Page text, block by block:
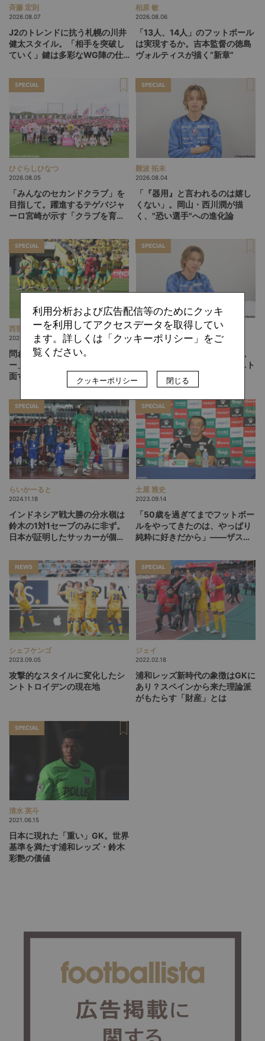
斉藤 宏則
2026.08.07
J2のトレンドに抗う札幌の川井
健太スタイル。「相手を突破し
ていく」鍵は多彩なWG陣の仕
柏原 敏
2026.08.06
「13人、14人」のフットボール
は実現するか。吉本監督の徳島
ヴォルティスが描く“新章”
SPECIAL
ひぐらしひなつ
2026.08.05
「みんなのセカンドクラブ」を
目指して。躍進するテゲバジャ
ーロ宮崎が示す「クラブを育て
SPECIAL
難波 拓未
2026.08.04
「『器用』と言われるのは嬉し
くない」。岡山・西川潤が描
く、"恐い選手"への進化論
SPECIAL
西部 謙司
2026.08.03
問われる「自分たちのサッカ
ー」。J1に挑むジェフ千葉が直
面する試練
SPECIAL
難波 拓未
2026.08.03
「一番いいルートが見える」。
岡山・西川潤が語る、“アシスト
の1つ前”を生む思考法
SPECIAL
らいかーると
2024.11.18
インドネシア戦大勝の分水嶺は
鈴木の1対1セーブのみに非ず。
日本が証明したサッカーが個だ
SPECIAL
土屋 雅史
2023.09.14
「50歳を過ぎてまでフットボー
ルをやってきたのは、やっぱり
純粋に好きだから」――ザスパ
ビュー（後編）
NEWS
シェフケンゴ
2023.09.05
攻撃的なスタイルに変化したシ
ントトロイデンの現在地
SPECIAL
ジェイ
2022.02.18
浦和レッズ新時代の象徴はGKに
あり？スペインから来た理論派
がもたらす「財産」とは
SPECIAL
清水 英斗
2021.06.15
日本に現れた「重い」GK。世界
基準を満たす浦和レッズ・鈴木
彩艶の価値
利用分析および広告配信等のためにクッキ
ーを利用してアクセスデータを取得してい
ます。詳しくは「クッキーポリシー」をご
覧ください。
クッキーポリシー 閉じる